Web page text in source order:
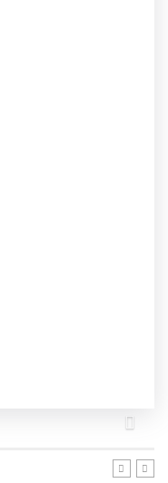
Next